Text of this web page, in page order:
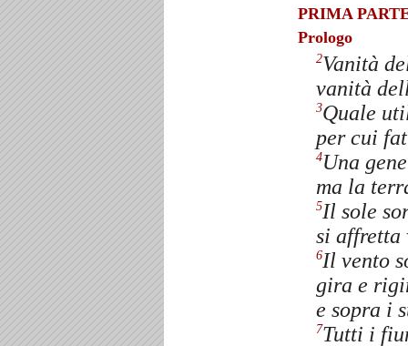
PRIMA
Prologo
2Vanità
vanità
3Quale
per cui
4Una
ma la
5Il sole
si affretta
6Il vento
gira e
e sopra i
7Tutti i